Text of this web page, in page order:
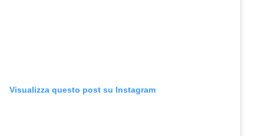
Visualizza questo post su Instagram